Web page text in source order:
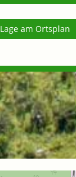
Lage am Ortsplan